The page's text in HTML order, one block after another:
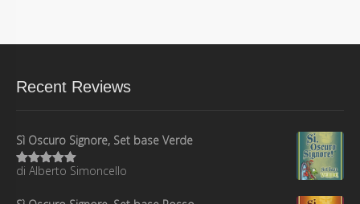
Recent Reviews
Sì Oscuro Signore, Set base Verde
Valutato5
di Alberto Simoncello